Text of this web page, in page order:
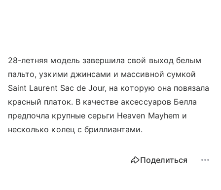
28-летняя модель завершила свой выход белым
пальто, узкими джинсами и массивной сумкой
Saint Laurent Sac de Jour, на которую она повязала
красный платок. В качестве аксессуаров Белла
предпочла крупные серьги Heaven Mayhem и
несколько колец с бриллиантами.
Поделиться